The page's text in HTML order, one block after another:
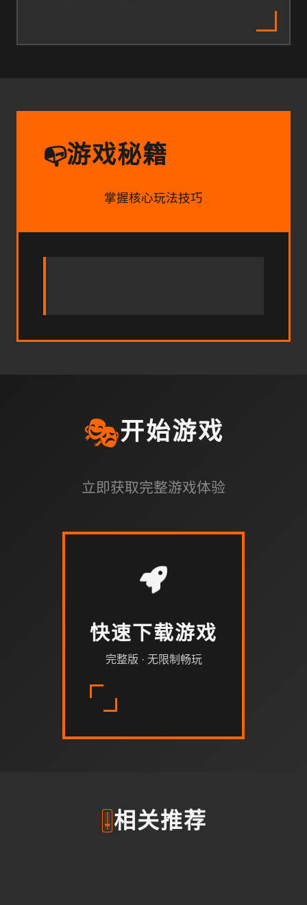
📭游戏秘籍
掌握核心玩法技巧
🎭开始游戏
立即获取完整游戏体验
快速下载游戏
完整版 · 无限制畅玩
🎚️相关推荐